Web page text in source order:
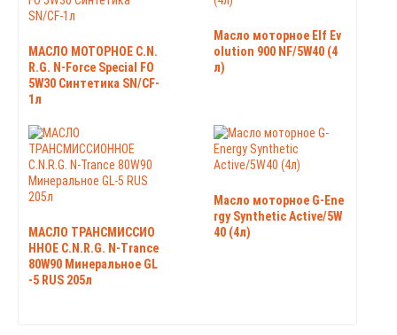
МАСЛО МОТОРНОЕ C.N.
R.G. N-Force Special FO
5W30 Синтетика SN/CF-
1л
Масло моторное Elf Ev
olution 900 NF/5W40 (4
л)
МАСЛО ТРАНСМИССИО
ННОЕ C.N.R.G. N-Trance
80W90 Минеральное GL
-5 RUS 205л
Масло моторное G-Ene
rgy Synthetic Active/5W
40 (4л)